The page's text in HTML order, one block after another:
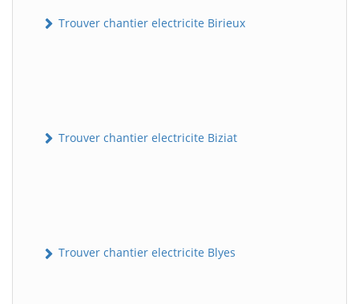
Trouver chantier electricite Birieux
Trouver chantier electricite Biziat
Trouver chantier electricite Blyes